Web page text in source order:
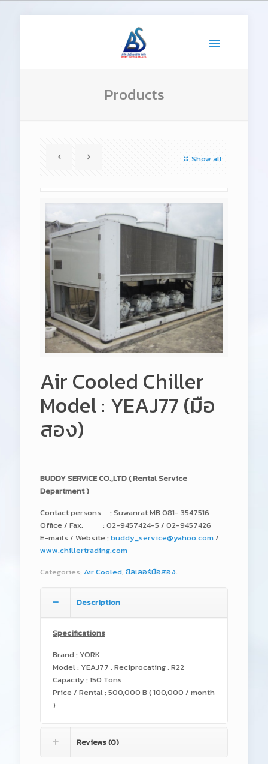
Products
Show all
Air Cooled Chiller
Model : YEAJ77 (มือ
สอง)
BUDDY SERVICE CO.,LTD ( Rental Service
Department )
Contact persons : Suwanrat MB 081- 3547516
Office / Fax. : 02-9457424-5 / 02-9457426
E-mails / Website : buddy_service@yahoo.com/
www.chillertrading.com
Categories: Air Cooled, ชิลเลอร์มือสอง.
Description
Specifications
Brand : YORK
Model : YEAJ77 , Reciprocating , R22
Capacity : 150 Tons
Price / Rental : 500,000 B ( 100,000 / month
)
Reviews (0)